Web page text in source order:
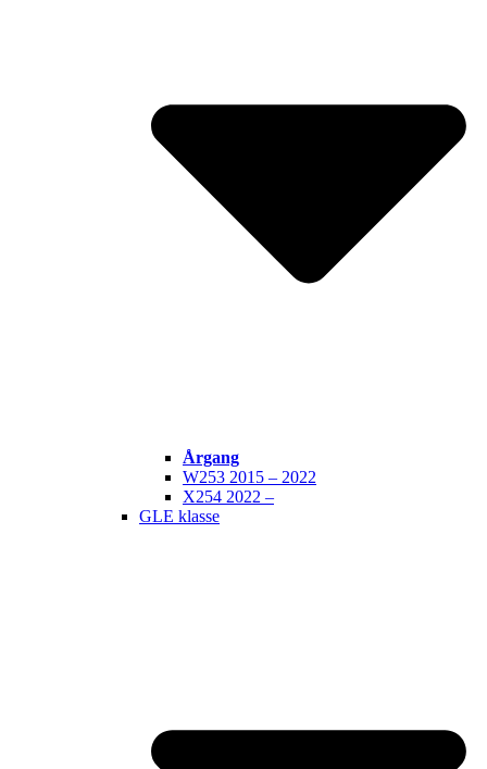
Årgang
W253 2015 – 2022
X254 2022 –
GLE klasse